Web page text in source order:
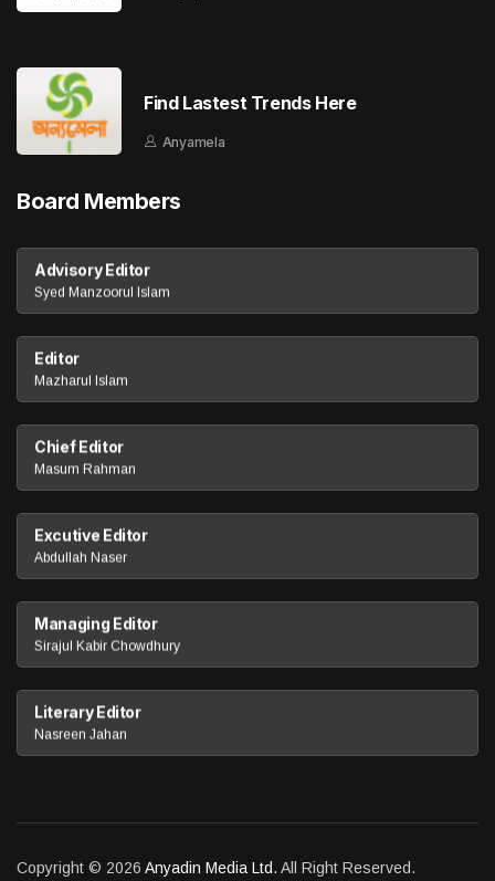
Find Lastest Trends Here
Anyamela
Board Members
Advisory Editor
Syed Manzoorul Islam
Editor
Mazharul Islam
Chief Editor
Masum Rahman
Excutive Editor
Abdullah Naser
Managing Editor
Sirajul Kabir Chowdhury
Literary Editor
Nasreen Jahan
Copyright © 2026 Anyadin Media Ltd. All Right Reserved.